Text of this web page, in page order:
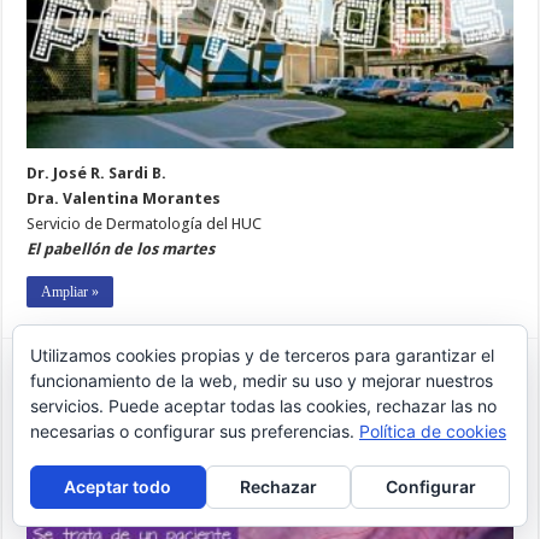
Dr. José R. Sardi B.
Dra. Valentina Morantes
Servicio de Dermatología del HUC
El pabellón de los martes
Ampliar »
Carcinoma basocelular en el ángulo
externo del párpado
15 febrero 2022 El escalpelo de la piel
1
Utilizamos cookies propias y de terceros para garantizar el
funcionamiento de la web, medir su uso y mejorar nuestros
servicios. Puede aceptar todas las cookies, rechazar las no
necesarias o configurar sus preferencias. Política de cookies
Aceptar todo Rechazar Configurar